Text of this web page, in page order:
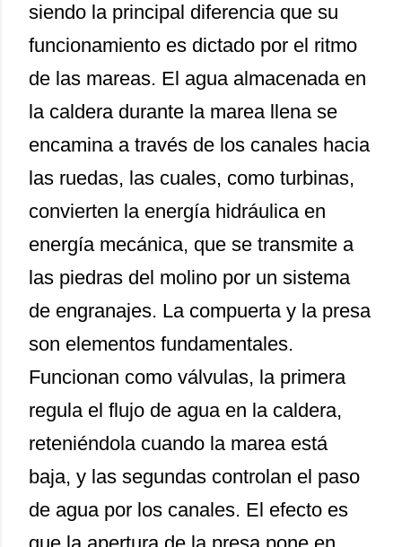
siendo la principal diferencia que su
funcionamiento es dictado por el ritmo
de las mareas. El agua almacenada en
la caldera durante la marea llena se
encamina a través de los canales hacia
las ruedas, las cuales, como turbinas,
convierten la energía hidráulica en
energía mecánica, que se transmite a
las piedras del molino por un sistema
de engranajes. La compuerta y la presa
son elementos fundamentales.
Funcionan como válvulas, la primera
regula el flujo de agua en la caldera,
reteniéndola cuando la marea está
baja, y las segundas controlan el paso
de agua por los canales. El efecto es